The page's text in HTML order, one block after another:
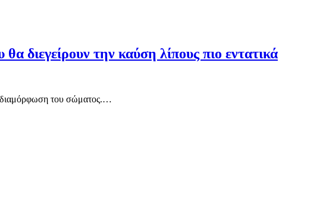
διεγείρουν την καύση λίπους πιο εντατικά
διαμόρφωση του σώματος.…